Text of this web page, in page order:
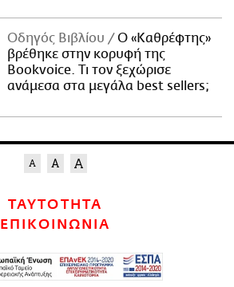
Οδηγός Βιβλίου
Ο «Καθρέφτης»
βρέθηκε στην κορυφή της
Bookvoice. Τι τον ξεχώρισε
ανάμεσα στα μεγάλα best sellers;
ΤΑΥΤΟΤΗΤΑ
ΕΠΙΚΟΙΝΩΝΙΑ